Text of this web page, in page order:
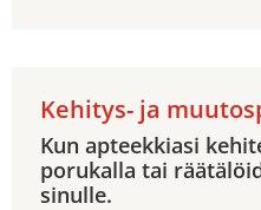
Kehitys- ja
Kun apteekkiasi
porukalla tai
sinulle.